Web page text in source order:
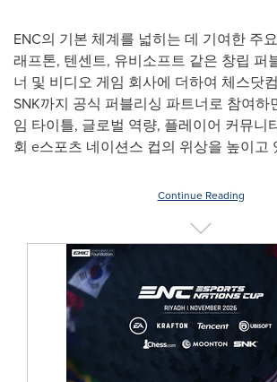
ENC의 기본 체계를 넓히는 데 기여한 주
래프톤, 텐센트, 유비소프트 같은 창립 퍼
너 및 비디오 게임 회사에 더하여 체스닷
SNK까지 공식 퍼블리싱 파트너로 참여하
임 타이틀, 글로벌 역량, 플레이어 커뮤니
회 e스포츠 네이션스 컵의 위상을 높이고
Continue Reading